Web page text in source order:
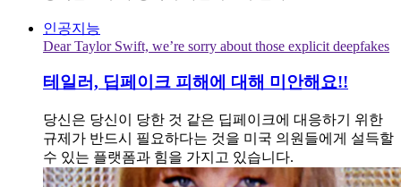
인공지능
Dear Taylor Swift, we’re sorry about those explicit deepfakes
테일러, 딥페이크 피해에 대해 미안해요!!
당신은 당신이 당한 것 같은 딥페이크에 대응하기 위한
규제가 반드시 필요하다는 것을 미국 의원들에게 설득할
수 있는 플랫폼과 힘을 가지고 있습니다.